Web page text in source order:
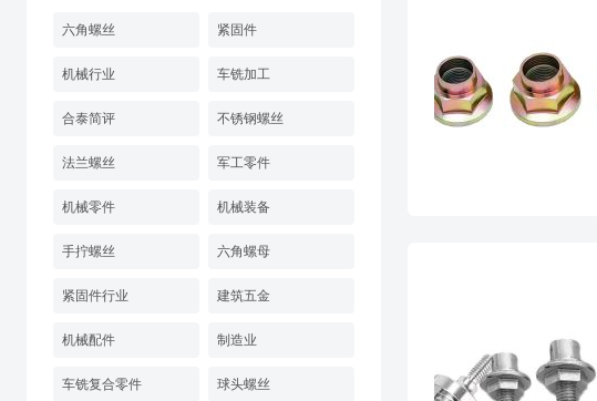
六角螺丝 紧固件
机械行业 车铣加工
合泰简评 不锈钢螺丝
法兰螺丝 军工零件
机械零件 机械装备
手拧螺丝 六角螺母
紧固件行业 建筑五金
机械配件 制造业
车铣复合零件 球头螺丝